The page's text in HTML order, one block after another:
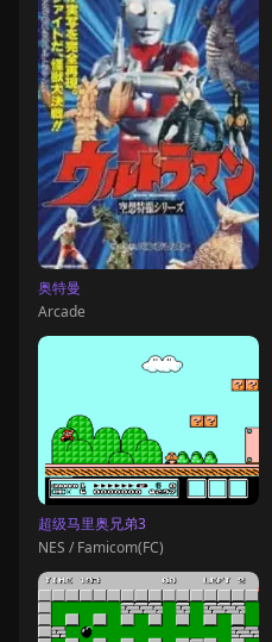
奥特曼
Arcade
超级马里奥兄弟3
NES / Famicom(FC)